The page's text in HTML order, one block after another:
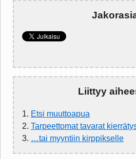
Liittyy
1. Etsi muuttoapua
2. Tarpeettomat tavarat
3. …tai myyntiin kirppikselle